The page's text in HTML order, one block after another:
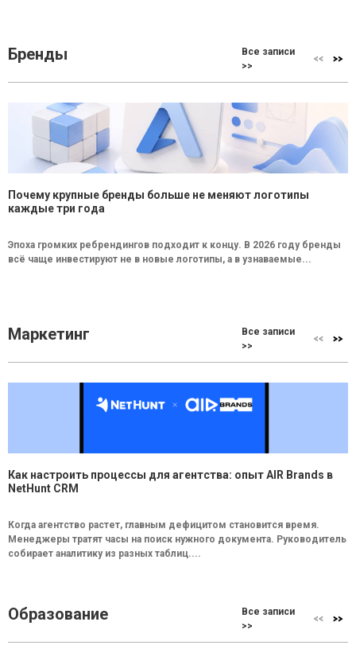
Бренды
Все записи
>>
Почему крупные бренды больше не меняют логотипы
каждые три года
Эпоха громких ребрендингов подходит к концу. В 2026 году бренды
всё чаще инвестируют не в новые логотипы, а в узнаваемые...
Маркетинг
Все записи
>>
Как настроить процессы для агентства: опыт AIR Brands в
NetHunt CRM
Когда агентство растет, главным дефицитом становится время.
Менеджеры тратят часы на поиск нужного документа. Руководитель
собирает аналитику из разных таблиц....
Образование
Все записи
>>